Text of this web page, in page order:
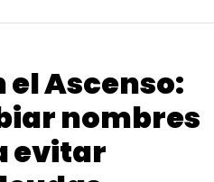
el Ascenso:
nombres
evitar